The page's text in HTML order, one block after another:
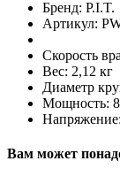
Бренд: P.I.T.
Артикул:
Скорость
Вес: 2,12 кг
Диаметр
Мощность:
Напряжение:
Вам может